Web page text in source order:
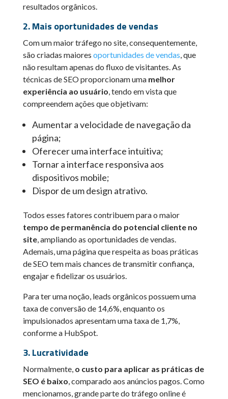
resultados orgânicos.
2. Mais oportunidades de vendas
Com um maior tráfego no site, consequentemente,
são criadas maiores oportunidades de vendas, que
não resultam apenas do fluxo de visitantes. As
técnicas de SEO proporcionam uma melhor
experiência ao usuário, tendo em vista que
compreendem ações que objetivam:
Aumentar a velocidade de navegação da
página;
Oferecer uma interface intuitiva;
Tornar a interface responsiva aos
dispositivos mobile;
Dispor de um design atrativo.
Todos esses fatores contribuem para o maior
tempo de permanência do potencial cliente no
site, ampliando as oportunidades de vendas.
Ademais, uma página que respeita as boas práticas
de SEO tem mais chances de transmitir confiança,
engajar e fidelizar os usuários.
Para ter uma noção, leads orgânicos possuem uma
taxa de conversão de 14,6%, enquanto os
impulsionados apresentam uma taxa de 1,7%,
conforme a HubSpot.
3. Lucratividade
Normalmente, o custo para aplicar as práticas de
SEO é baixo, comparado aos anúncios pagos. Como
mencionamos, grande parte do tráfego online é